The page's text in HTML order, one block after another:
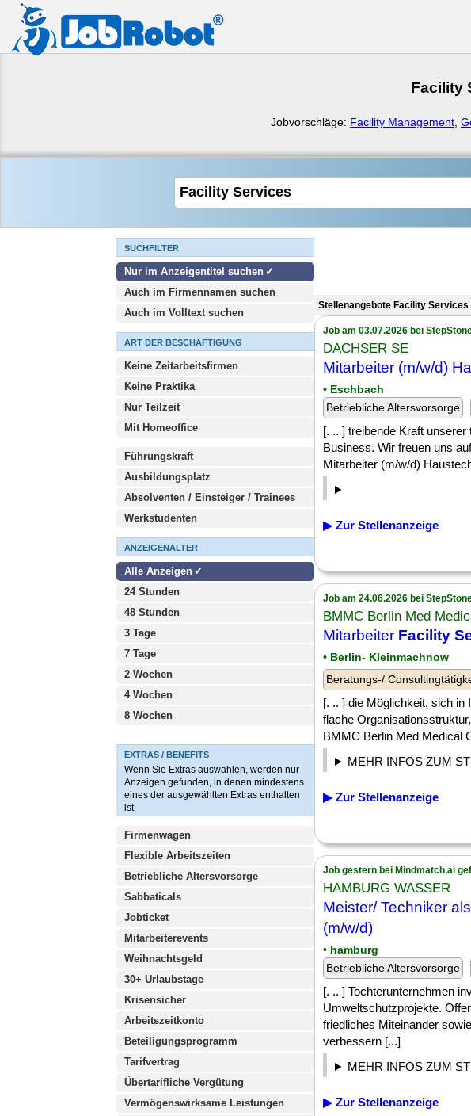
Facility
Jobvorschläge: Facility Management
SUCHFILTER
Nur im Anzeigentitel suchen
Auch im Firmennamen suchen
Auch im Volltext suchen
ART DER BESCHÄFTIGUNG
Keine Zeitarbeitsfirmen
Keine Praktika
Nur Teilzeit
Mit Homeoffice
Führungskraft
Ausbildungsplatz
Absolventen / Einsteiger / Trainees
Werkstudenten
ANZEIGENALTER
Alle Anzeigen
24 Stunden
48 Stunden
3 Tage
7 Tage
2 Wochen
4 Wochen
8 Wochen
EXTRAS / BENEFITS
Wenn Sie Extras auswählen, werden nur
Anzeigen gefunden, in denen mindestens
eines der ausgewählten Extras enthalten
ist
Firmenwagen
Flexible Arbeitszeiten
Betriebliche Altersvorsorge
Sabbaticals
Jobticket
Mitarbeiterevents
Weihnachtsgeld
30+ Urlaubstage
Krisensicher
Arbeitszeitkonto
Beteiligungsprogramm
Tarifvertrag
Übertarifliche Vergütung
Vermögenswirksame Leistungen
Stellenangebote Facility Services
Job am 03.07.2026 bei
DACHSER SE
Mitarbeiter (m/w/d)
• Eschbach
Betriebliche Altersvorsorge
[. .. ] treibende Kraft
Business. Wir freuen uns
Mitarbeiter (m/w/d)
▶ Zur Stellenanzeige
Job am 24.06.2026 bei
BMMC Berlin Med
Mitarbeiter Facility
• Berlin- Kleinmachnow
Beratungs-/
[. .. ] die Möglichkeit, sich in
flache
BMMC Berlin Med Medical
MEHR INFOS ZUM
▶ Zur Stellenanzeige
Job gestern bei Mindmatch.ai
HAMBURG WASSER
Meister/ Techniker
(m/w/d)
• hamburg
Betriebliche Altersvorsorge
[. .. ] Tochterunternehmen
Umweltschutzprojekte.
friedliches Miteinander
verbessern [...]
MEHR INFOS ZUM
▶ Zur Stellenanzeige